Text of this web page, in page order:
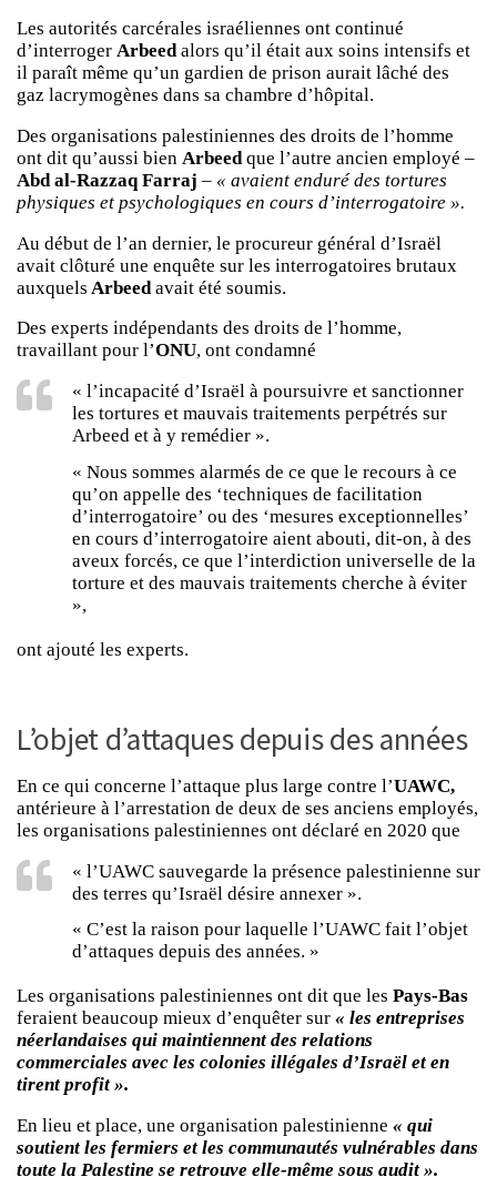
Les autorités carcérales israéliennes ont continué
d’interroger Arbeedalors qu’il était aux soins intensifs et
il paraît même qu’un gardien de prison aurait lâché des
gaz lacrymogènes dans sa chambre d’hôpital.
Des organisations palestiniennes des droits de l’homme
ont dit qu’aussi bien Arbeedque l’autre ancien employé –
Abd al-Razzaq Farraj – « avaient enduré des tortures
physiques et psychologiques en cours d’interrogatoire ».
Au début de l’an dernier, le procureur général d’Israël
avait clôturé une enquête sur les interrogatoires brutaux
auxquels Arbeed avait été soumis.
Des experts indépendants des droits de l’homme,
travaillant pour l’ONU, ont condamné
« l’incapacité d’Israël à poursuivre et sanctionner
les tortures et mauvais traitements perpétrés sur
Arbeed et à y remédier ».
« Nous sommes alarmés de ce que le recours à ce
qu’on appelle des ‘techniques de facilitation
d’interrogatoire’ ou des ‘mesures exceptionnelles’
en cours d’interrogatoire aient abouti, dit-on, à des
aveux forcés, ce que l’interdiction universelle de la
torture et des mauvais traitements cherche à éviter
»,
ont ajouté les experts.
L’objet d’attaques depuis des années
En ce qui concerne l’attaque plus large contre l’UAWC,
antérieure à l’arrestation de deux de ses anciens employés,
les organisations palestiniennes ont déclaré en 2020 que
« l’UAWC sauvegarde la présence palestinienne sur
des terres qu’Israël désire annexer ».
« C’est la raison pour laquelle l’UAWC fait l’objet
d’attaques depuis des années. »
Les organisations palestiniennes ont dit que les Pays-Bas
feraient beaucoup mieux d’enquêter sur « les entreprises
néerlandaises qui maintiennent des relations
commerciales avec les colonies illégales d’Israël et en
tirent profit ».
En lieu et place, une organisation palestinienne « qui
soutient les fermiers et les communautés vulnérables dans
toute la Palestine se retrouve elle-même sous audit ».